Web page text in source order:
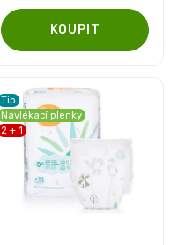
5
hvězdiček.
Tip
Navlékací plenky
2 + 1